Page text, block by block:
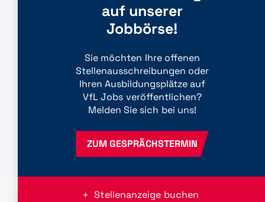
auf unserer
Jobbörse!
Sie möchten Ihre offenen
Stellenausschreibungen oder
Ihren Ausbildungsplätze auf
VfL Jobs veröffentlichen?
Melden Sie sich bei uns!
ZUM GESPRÄCHSTERMIN
Stellenanzeige buchen